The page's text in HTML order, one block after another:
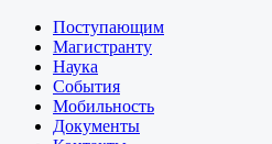
Поступающим
Магистранту
Наука
События
Мобильность
Документы